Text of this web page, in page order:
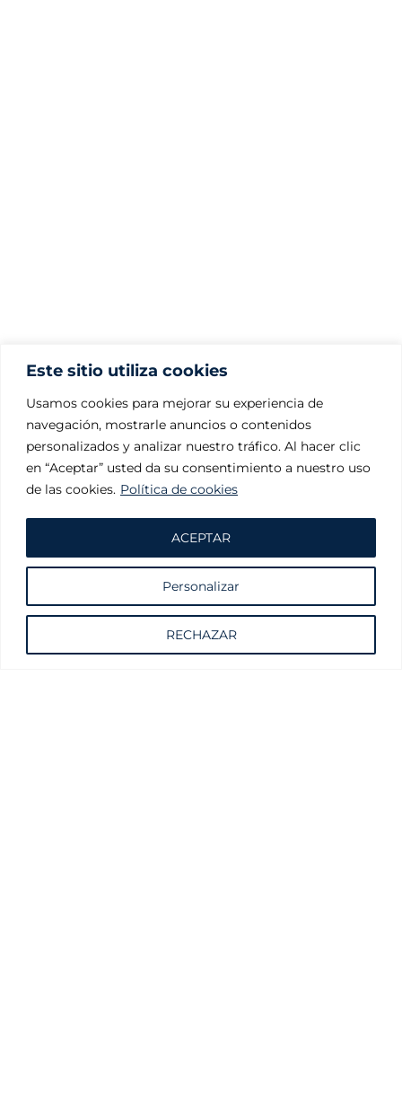
Este sitio utiliza cookies
Usamos cookies para mejorar su experiencia de
navegación, mostrarle anuncios o contenidos
personalizados y analizar nuestro tráfico. Al hacer clic
en “Aceptar” usted da su consentimiento a nuestro uso
de las cookies. Política de cookies
Personalizar
RECHAZAR
ACEPTAR
Solicite información sin compromiso